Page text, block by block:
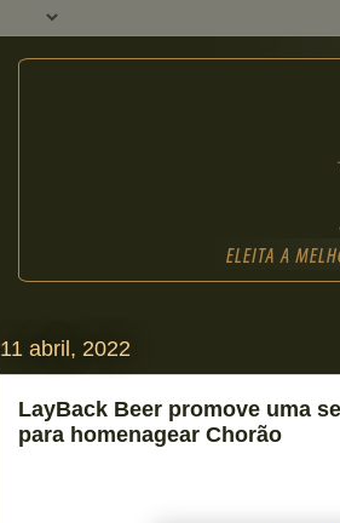
11 abril, 2022
LayBack Beer promove uma
para homenagear Chorão